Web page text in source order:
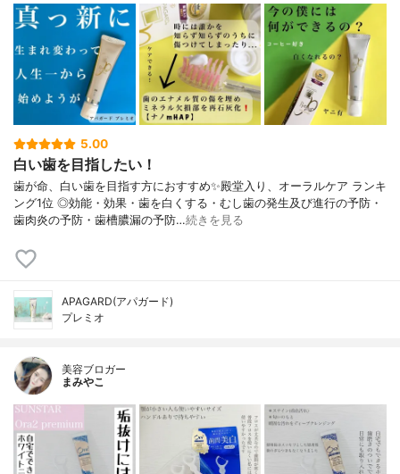
5.00
白い歯を目指したい！
歯が命、白い歯を目指す方におすすめ✨殿堂入り、オーラルケア ランキ
ング1位 ◎効能・効果・歯を白くする・むし歯の発生及び進行の予防・
歯肉炎の予防・歯槽膿漏の予防…続きを見る
APAGARD(アパガード)
プレミオ
美容ブロガー
まみやこ